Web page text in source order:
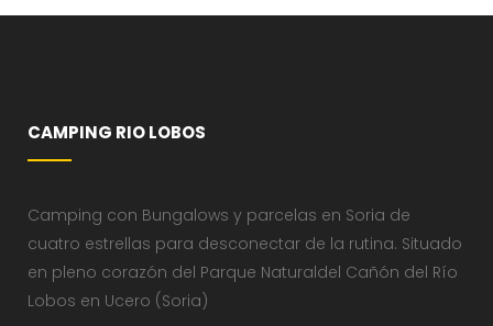
CAMPING RIO LOBOS
Camping con Bungalows y parcelas en Soria de
cuatro estrellas para desconectar de la rutina. Situado
en pleno corazón del Parque Naturaldel Cañón del Río
Lobos en Ucero (Soria)